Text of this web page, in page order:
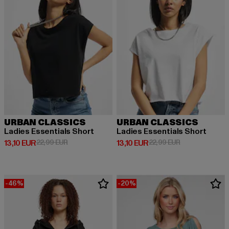
URBAN CLASSICS
Ladies Essentials Short
13,10 EUR
Derzeitiger Preis: 13,10 EUR
22,99 EURAktionspreis: 22,99 EUR
URBAN CLASSICS
Ladies Essentials Short
13,10 EUR
Derzeitiger Preis: 13,10 EUR
22,99 EURAktionspreis:
-46% -20%